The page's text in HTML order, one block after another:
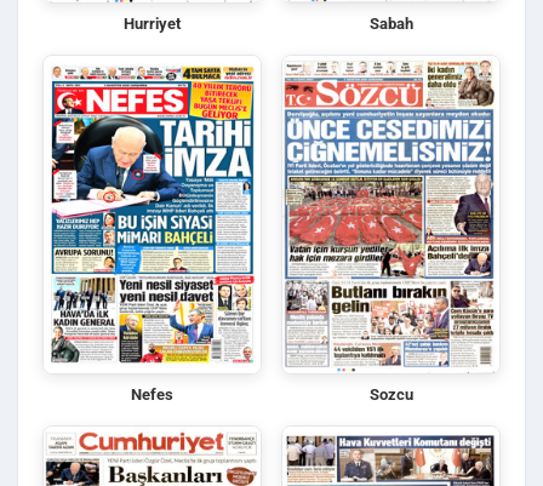
Hurriyet Sabah
Nefes Sozcu